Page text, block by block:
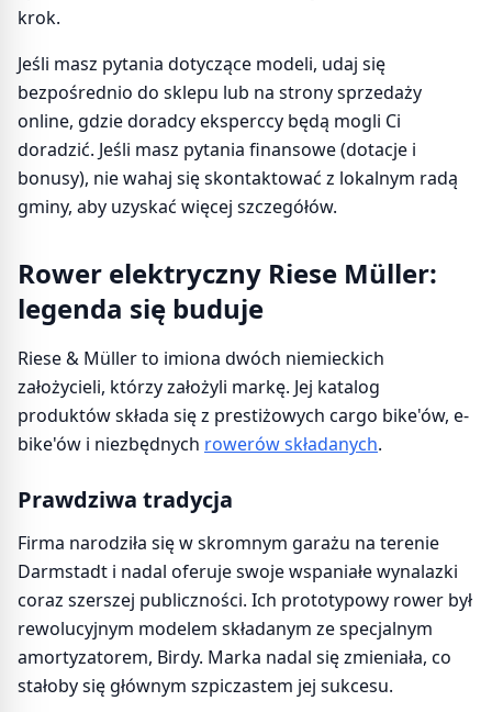
krok.
Jeśli masz pytania dotyczące modeli, udaj się
bezpośrednio do sklepu lub na strony sprzedaży
online, gdzie doradcy eksperccy będą mogli Ci
doradzić. Jeśli masz pytania finansowe (dotacje i
bonusy), nie wahaj się skontaktować z lokalnym radą
gminy, aby uzyskać więcej szczegółów.
Rower elektryczny Riese Müller:
legenda się buduje
Riese & Müller to imiona dwóch niemieckich
założycieli, którzy założyli markę. Jej katalog
produktów składa się z prestiżowych cargo bike'ów, e-
bike'ów i niezbędnych rowerów składanych.
Prawdziwa tradycja
Firma narodziła się w skromnym garażu na terenie
Darmstadt i nadal oferuje swoje wspaniałe wynalazki
coraz szerszej publiczności. Ich prototypowy rower był
rewolucyjnym modelem składanym ze specjalnym
amortyzatorem, Birdy. Marka nadal się zmieniała, co
stałoby się głównym szpiczastem jej sukcesu.